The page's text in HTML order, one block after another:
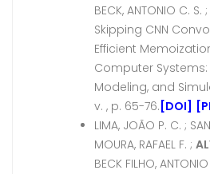
BECK, ANTONIO C. S.
Skipping CNN
Efficient
Computer
Modeling, and
v. , p. 65-76. [DOI]
LIMA, JOÃO P. C. ;
MOURA, RAFAEL F. ;
BECK FILHO,